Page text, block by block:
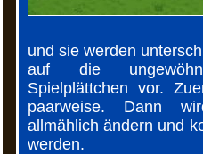
und sie werden
auf die
Spielplättchen vor.
paarweise. Dann
allmählich ändern und
werden.